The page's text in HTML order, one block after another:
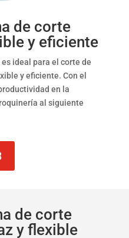
de corte
y eficiente
ideal para el corte de
y eficiente. Con el
en la
al siguiente
de corte
y flexible